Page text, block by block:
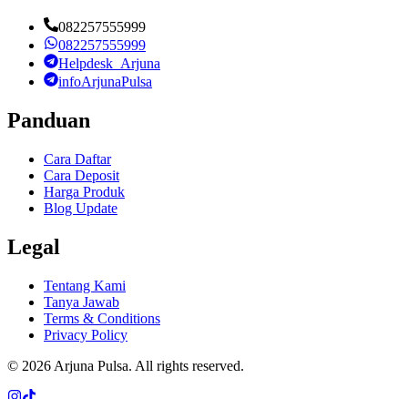
082257555999
082257555999
Helpdesk_Arjuna
infoArjunaPulsa
Panduan
Cara Daftar
Cara Deposit
Harga Produk
Blog Update
Legal
Tentang Kami
Tanya Jawab
Terms & Conditions
Privacy Policy
© 2026 Arjuna Pulsa. All rights reserved.